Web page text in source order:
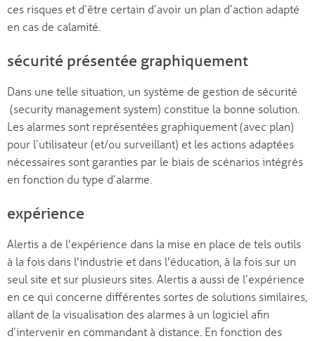
ces risques et d’être certain d’avoir un plan d’action adapté
en cas de calamité.
sécurité présentée graphiquement
Dans une telle situation, un système de gestion de sécurité
(security management system) constitue la bonne solution.
Les alarmes sont représentées graphiquement (avec plan)
pour l’utilisateur (et/ou surveillant) et les actions adaptées
nécessaires sont garanties par le biais de scénarios intégrés
en fonction du type d’alarme.
expérience
Alertis a de l'expérience dans la mise en place de tels outils
à la fois dans l'industrie et dans l'éducation, à la fois sur un
seul site et sur plusieurs sites. Alertis a aussi de l’expérience
en ce qui concerne différentes sortes de solutions similaires,
allant de la visualisation des alarmes à un logiciel afin
d’intervenir en commandant à distance. En fonction des